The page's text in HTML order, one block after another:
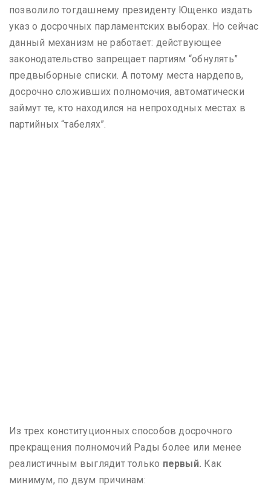
позволило тогдашнему президенту Ющенко издать
указ о досрочных парламентских выборах. Но сейчас
данный механизм не работает: действующее
законодательство запрещает партиям “обнулять”
предвыборные списки. А потому места нардепов,
досрочно сложивших полномочия, автоматически
займут те, кто находился на непроходных местах в
партийных “табелях”.
Из трех конституционных способов досрочного
прекращения полномочий Рады более или менее
реалистичным выглядит только первый. Как
минимум, по двум причинам: